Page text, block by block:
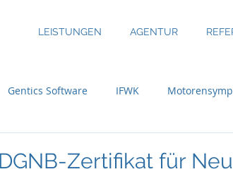
LEISTUNGEN AGENTUR
Gentics Software IFWK
Zertifikat für